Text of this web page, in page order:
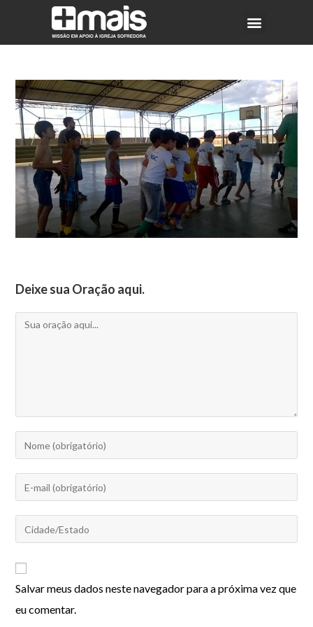
Deixe sua Oração aqui.
Salvar meus dados neste navegador para a próxima vez que
eu comentar.